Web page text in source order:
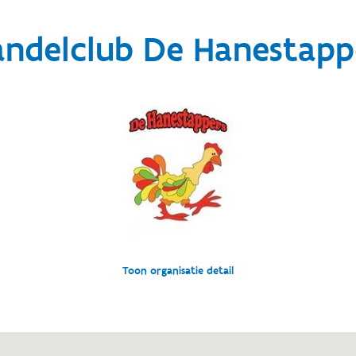
De
Toon organisatie detail